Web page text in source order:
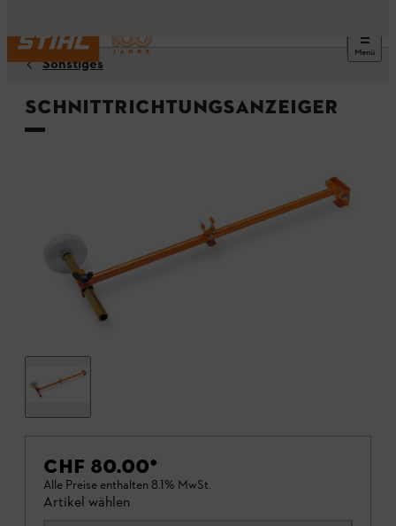
Menü
Sonstiges
Schnittrichtungsanzeiger
CHF 80.00*
Alle Preise enthalten 8.1% MwSt.
Artikel wählen